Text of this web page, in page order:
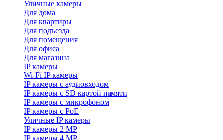
Уличные камеры
Для дома
Для квартиры
Для подъезда
Для помещения
Для офиса
Для магазина
IP камеры
Wi-Fi IP камеры
IP камеры с аудиовходом
IP камеры с SD картой памяти
IP камеры с микрофоном
IP камеры с PoE
Уличные IP камеры
IP камеры 2 MP
IP камеры 4 MP